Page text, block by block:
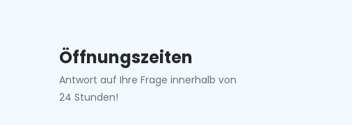
Öffnungszeiten
Antwort auf Ihre Frage innerhalb von
24 Stunden!